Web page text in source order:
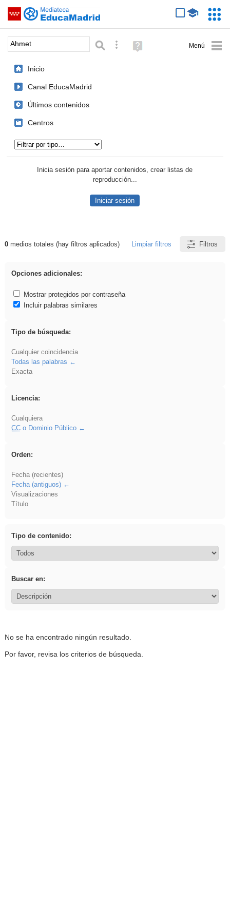
Saltar navegación
Palabra o frase: Búsqueda avanzada
Ayuda
(en
Inicio
Canal EducaMadrid
Últimos contenidos
Centros
Inicia sesión para aportar contenidos, crear listas de
reproducción...
Iniciar sesión
Resultados de: Ahmet
0medios totales (hay filtros aplicados) Limpiar filtros Filtros
Opciones adicionales:
Mostrar protegidos por contraseña
Incluir palabras similares
Tipo de búsqueda:
Cualquier coincidencia
Todas las palabras
Exacta
Licencia:
Cualquiera
CCo Dominio Público
Orden:
Fecha (recientes)
Fecha (antiguos)
Visualizaciones
Título
Tipo de contenido:
Buscar en:
No se ha encontrado ningún resultado.
Por favor, revisa los criterios de búsqueda.